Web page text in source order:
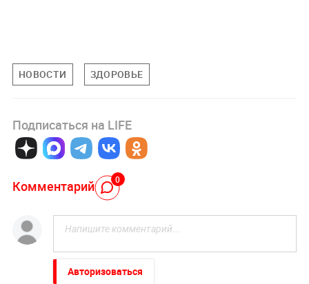
НОВОСТИ ЗДОРОВЬЕ
Подписаться на LIFE
Комментарий 0
Авторизоваться